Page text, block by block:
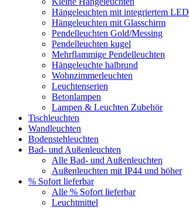
Hängeleuchten mit integriertem LED
Hängeleuchten mit Glasschirm
Pendelleuchten Gold/Messing
Pendelleuchten kugel
Mehrflammige Pendelleuchten
Hängeleuchte halbrund
Wohnzimmerleuchten
Leuchtenserien
Betonlampen
Lampen & Leuchten Zubehör
Tischleuchten
Wandleuchten
Bodenstehleuchten
Bad- und Außenleuchten
Alle Bad- und Außenleuchten
Außenleuchten mit IP44 und höher
% Sofort lieferbar
Alle % Sofort lieferbar
Leuchtmittel